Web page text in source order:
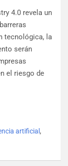
4.0 revela un
tecnológica, la
serán
el riesgo de
artificial ,